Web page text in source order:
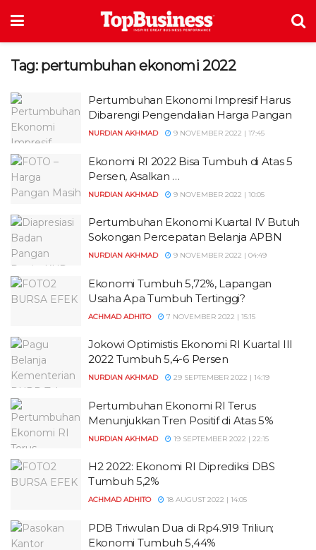
Tag: pertumbuhan ekonomi 2022
Pertumbuhan Ekonomi Impresif Harus
Dibarengi Pengendalian Harga Pangan
NURDIAN AKHMAD 9 NOVEMBER 2022 | 17:45
Ekonomi RI 2022 Bisa Tumbuh di Atas 5
Persen, Asalkan …
NURDIAN AKHMAD 9 NOVEMBER 2022 | 10:05
Pertumbuhan Ekonomi Kuartal IV Butuh
Sokongan Percepatan Belanja APBN
NURDIAN AKHMAD 9 NOVEMBER 2022 | 04:49
Ekonomi Tumbuh 5,72%, Lapangan
Usaha Apa Tumbuh Tertinggi?
ACHMAD ADHITO 7 NOVEMBER 2022 | 15:15
Jokowi Optimistis Ekonomi RI Kuartal III
2022 Tumbuh 5,4-6 Persen
NURDIAN AKHMAD 29 SEPTEMBER 2022 | 14:19
Pertumbuhan Ekonomi RI Terus
Menunjukkan Tren Positif di Atas 5%
NURDIAN AKHMAD 19 SEPTEMBER 2022 | 22:15
H2 2022: Ekonomi RI Diprediksi DBS
Tumbuh 5,2%
ACHMAD ADHITO 18 AUGUST 2022 | 14:05
PDB Triwulan Dua di Rp4.919 Triliun;
Ekonomi Tumbuh 5,44%